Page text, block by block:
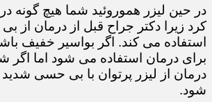
در حین لیزر هموروئید شما هیچ گونه
کرد زیرا دکتر جراح قبل از درمان
استفاده می کند. اگر بواسیر خفیف
برای درمان استفاده می شود اما اگر
درمان از لیزر پرتوان با بی حسی
شود.